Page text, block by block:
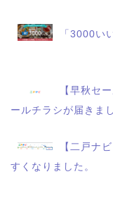
「3000い
【早秋セ
ールチラシが届きま
【二戸ナ
すくなりました。